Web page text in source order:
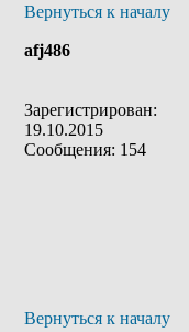
Вернуться к началу
afj486
Зарегистрирован:
19.10.2015
Сообщения: 154
Вернуться к началу